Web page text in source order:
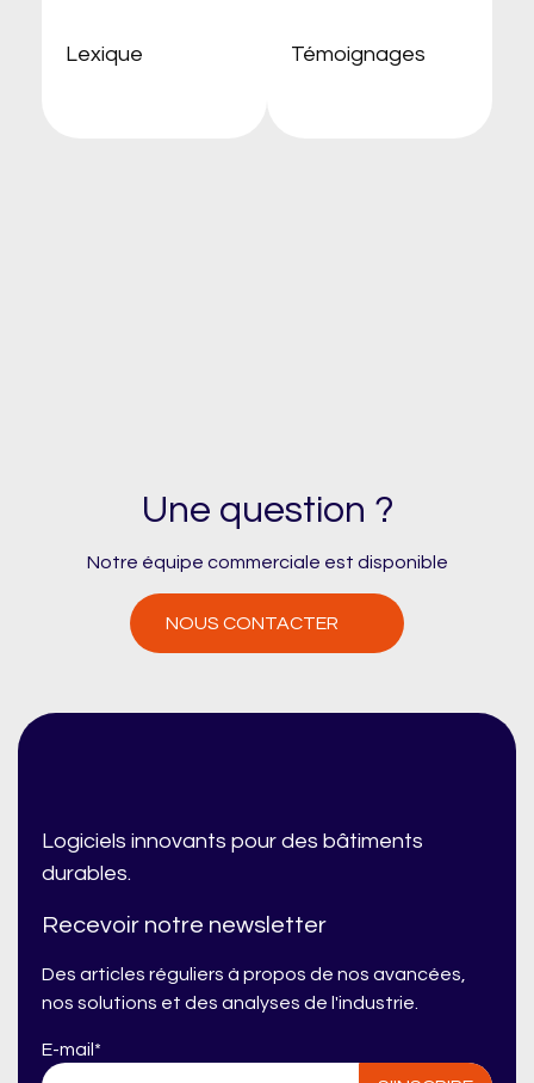
Lexique Témoignages
Une question ?
Notre équipe commerciale est disponible
NOUS CONTACTER
Logiciels innovants pour des bâtiments
durables.
Recevoir notre newsletter
Des articles réguliers à propos de nos avancées,
nos solutions et des analyses de l'industrie.
E-mail *